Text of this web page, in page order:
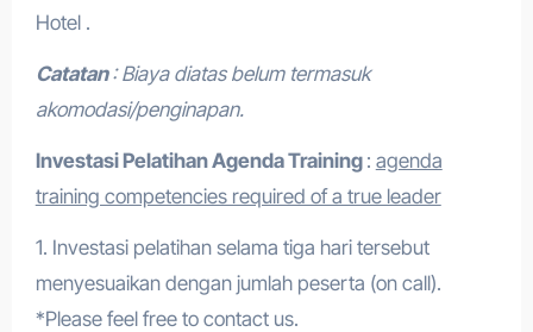
Hotel .
Catatan: Biaya diatas belum termasuk
akomodasi/penginapan.
Investasi Pelatihan Agenda Training : agenda
training competencies required of a true leader
1. Investasi pelatihan selama tiga hari tersebut
menyesuaikan dengan jumlah peserta (on call).
*Please feel free to contact us.